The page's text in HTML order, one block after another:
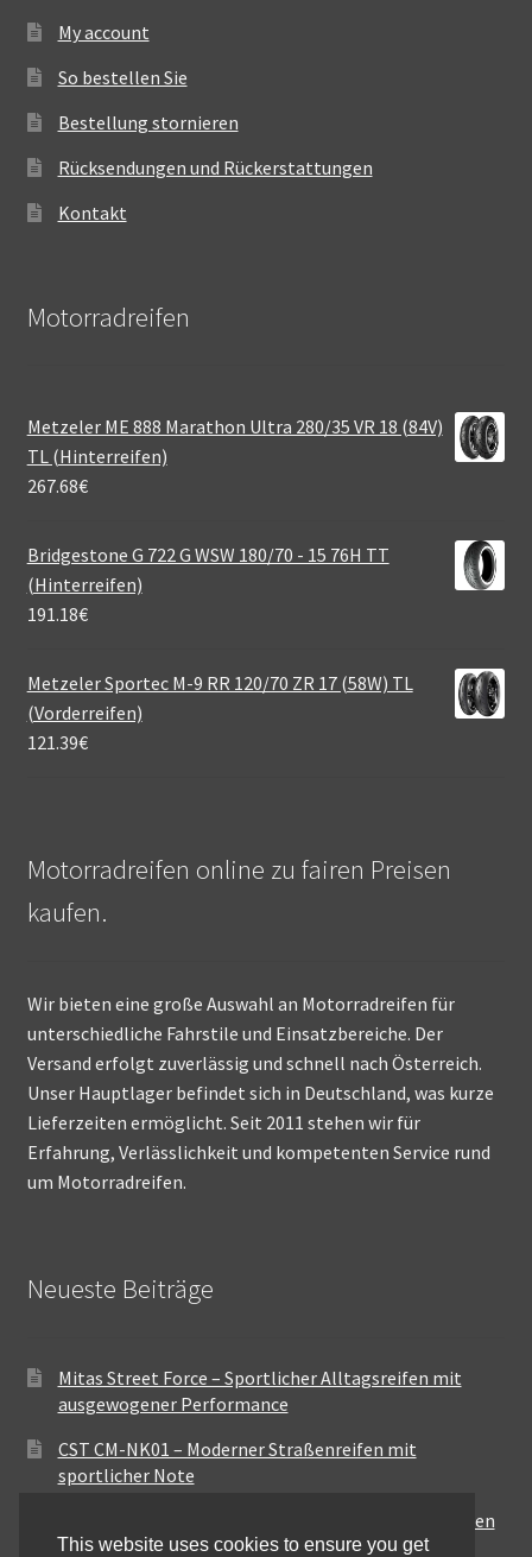
My account
So bestellen Sie
Bestellung stornieren
Rücksendungen und Rückerstattungen
Kontakt
Motorradreifen
Metzeler ME 888 Marathon Ultra 280/35 VR 18 (84V)
TL (Hinterreifen)
267.68€
Bridgestone G 722 G WSW 180/70 - 15 76H TT
(Hinterreifen)
191.18€
Metzeler Sportec M-9 RR 120/70 ZR 17 (58W) TL
(Vorderreifen)
121.39€
Motorradreifen online zu fairen Preisen
kaufen.
Wir bieten eine große Auswahl an Motorradreifen für
unterschiedliche Fahrstile und Einsatzbereiche. Der
Versand erfolgt zuverlässig und schnell nach Österreich.
Unser Hauptlager befindet sich in Deutschland, was kurze
Lieferzeiten ermöglicht. Seit 2011 stehen wir für
Erfahrung, Verlässlichkeit und kompetenten Service rund
um Motorradreifen.
Neueste Beiträge
Mitas Street Force – Sportlicher Alltagsreifen mit
ausgewogener Performance
CST CM-NK01 – Moderner Straßenreifen mit
sportlicher Note
Maxxis MA-ST3 – Ausgewogener Sport-Touring-Reifen
für vielseitige Einsätze
This website uses cookies to ensure you get